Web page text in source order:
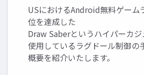
USにおけるAndroid無料ゲーム
位を達成した
Draw Saberというハイパーカ
使用しているラグドール制御の
概要を紹介いたします。